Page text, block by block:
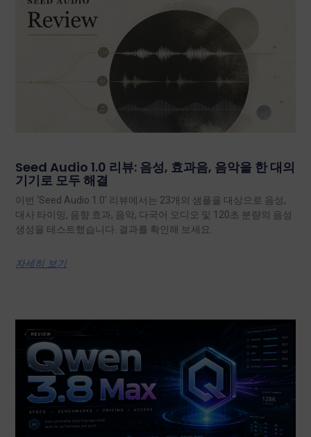
Seed Audio 1.0 리뷰: 음성, 효과음, 음악을 한 대의
기기로 모두 해결
이번 ‘Seed Audio 1.0’ 리뷰에서는 23개의 샘플을 대상으로 음성,
대사 타이밍, 음향 효과, 음악, 다국어 오디오 및 120초 분량의 음성
생성을 테스트했습니다. 결과를 확인해 보세요.
자세히 보기